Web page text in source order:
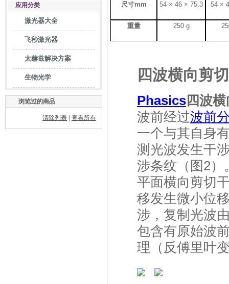
应用分类
激光器大全
飞秒激光器
太赫兹解决方案
生物光学
浏览过的商品
清除列表 查看所有
尺寸mm 54 × 46 × 75.3 54 ×
重量 250 g
四波横向剪
Phasics四波
波前经过波前
一个与其自身
测光波发生干
涉条纹（图2）
平面横向剪切
移发生微小位
涉，复制光波
包含有原始波
理（反傅里叶